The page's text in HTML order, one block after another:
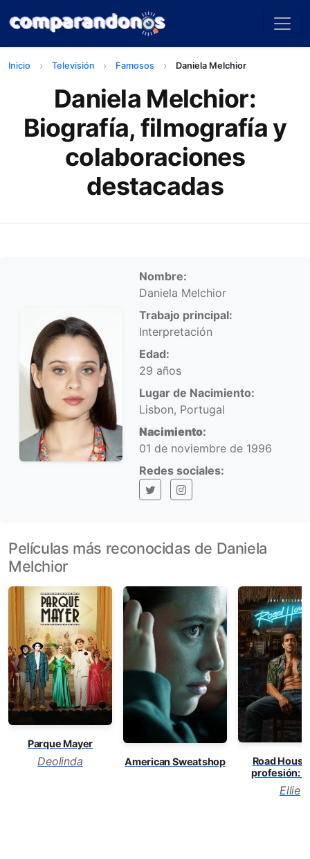
Inicio Televisión Famosos Daniela Melchior
Daniela Melchior:
Biografía, filmografía y
colaboraciones
destacadas
Información personal
Nombre:
Daniela Melchior
Trabajo principal:
Interpretación
Edad:
29 años
Lugar de Nacimiento:
Lisbon, Portugal
Nacimiento:
01 de noviembre de 1996
Redes sociales:
X (Twitter)Instagram
Películas más reconocidas de Daniela
Melchior
Parque Mayer
Deolinda American Sweatshop
Road
profesión:
Ellie